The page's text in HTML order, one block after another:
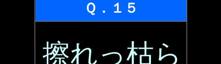
Ｑ．１５
擦れっ枯ら